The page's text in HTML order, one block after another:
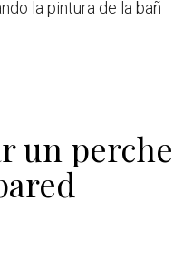
la pintura de la bañ
un perche